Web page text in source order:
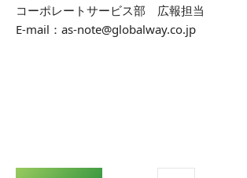
コーポレートサービス部 広報担当
E-mail：as-note@globalway.co.jp